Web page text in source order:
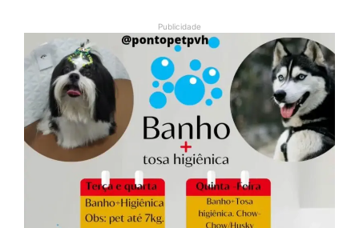
Publicidade